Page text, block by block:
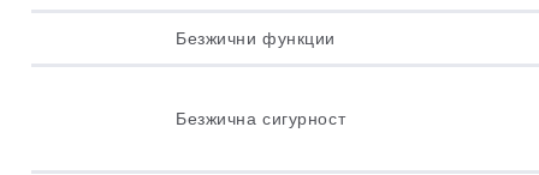
Безжични функции
Безжична сигурност